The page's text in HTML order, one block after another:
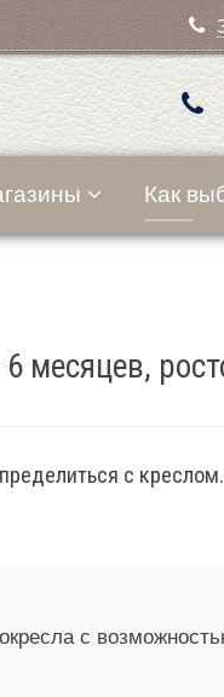
Как
месяцев,
с
с